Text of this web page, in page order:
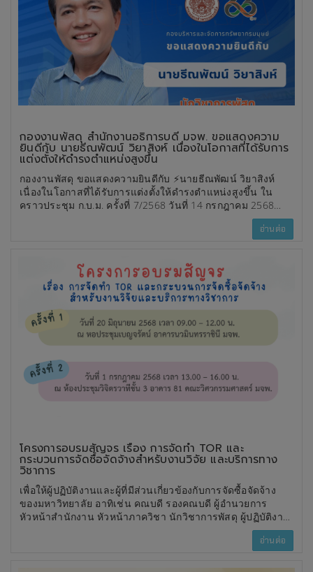
กองงานพัสดุ สำนักงานอธิการบดี มจพ. ขอแสดงความ
ยินดีกับ นายธีณพัฒน์ วิยาสิงห์ เนื่องในโอกาสที่ได้รับการ
แต่งตั้งให้ดำรงตำแหน่งสูงขึ้น
กองงานพัสดุ ขอแสดงความยินดีกับ ⚡️นายธีณพัฒน์ วิยาสิงห์
เนื่องในโอกาสที่ได้รับการแต่งตั้งให้ดำรงตำแหน่งสูงขึ้น ใน
คราวประชุม ก.บ.ม. ครั้งที่ 7/2568 วันที่ 14 กรกฎาคม 2568
อ่านต่อ
โครงการอบรมสัญจร เรื่อง การจัดทำ TOR และ
กระบวนการจัดซื้อจัดจ้างสำหรับงานวิจัย และบริการทาง
วิชาการ
เพื่อให้ผู้ปฏิบัติงานและผู้ที่มีส่วนเกี่ยวข้องกับการจัดซื้อจัดจ้าง
ของมหาวิทยาลัย อาทิเช่น คณบดี รองคณบดี ผู้อำนวยการ
หัวหน้าสำนักงาน หัวหน้าภาควิชา นักวิชาการพัสดุ ผู้ปฏิบัติงาน
ด้านพัสดุ และผู้ที่เกี่ยวข้อง เข้าใจแนวทาง การจัดซื้อจัดจ้างตาม
ระเบียบที่เกี่ยวข้องและแนวทางการปฏิบัติที่มหาวิทยาลัยกำหนด
อ่านต่อ